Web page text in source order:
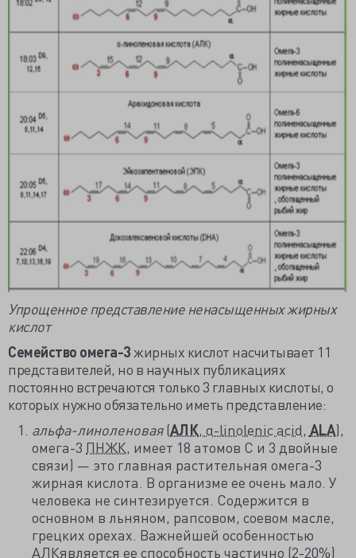
Упрощенное представление ненасыщенных жирных
кислот
Семейство омега-3жирных кислот насчитывает 11
представителей, но в научных публикациях
постоянно встречаются только 3 главных кислоты, о
которых нужно обязательно иметь представление:
альфа-линоленовая(АЛК, α-linolenic acid, ALA),
омега-3 ПНЖК, имеет 18 атомов С и 3 двойные
связи) — это главная растительная омега-3
жирная кислота. В организме ее очень мало. У
человека не синтезируется. Содержится в
основном в льняном, рапсовом, соевом масле,
грецких орехах. Важнейшей особенностью
АЛКявляется ее способность частично (2-20%)